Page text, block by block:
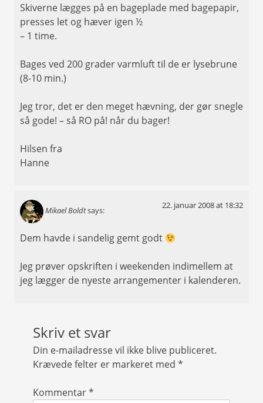
Skiverne lægges på en bageplade med bagepapir,
presses let og hæver igen ½
– 1 time.
Bages ved 200 grader varmluft til de er lysebrune
(8-10 min.)
Jeg tror, det er den meget hævning, der gør snegle
så gode! – så RO på! når du bager!
Hilsen fra
Hanne
Mikael Boldtsays:
22. januar 2008 at 18:32
Dem havde i sandelig gemt godt
Jeg prøver opskriften i weekenden indimellem at
jeg lægger de nyeste arrangementer i kalenderen.
Skriv et svar
Din e-mailadresse vil ikke blive publiceret.
Krævede felter er markeret med *
Kommentar*